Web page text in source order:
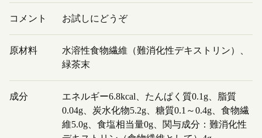
コメント お試しにどうぞ
原材料
水溶性食物繊維（難消化性デキストリン）、
緑茶末
成分
エネルギー6.8kcal、たんぱく質0.1g、脂質
0.04g、炭水化物5.2g、糖質0.1～0.4g、食物繊
維5.0g、食塩相当量0g、関与成分：難消化性